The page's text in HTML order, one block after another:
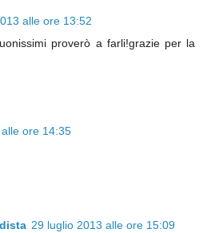
alle ore 13:52
proverò a farli!grazie per la
ore 14:35
29 luglio 2013 alle ore 15:09